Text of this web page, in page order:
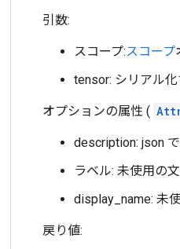
引数:
スコープ:スコープ
tensor: シリアル化
オプションの属性 (
description: json
ラベル: 未使用の
display_name: 未
戻り値: